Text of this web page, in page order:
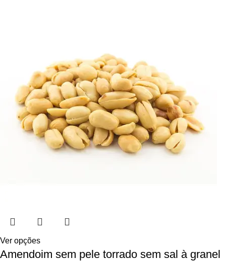
Ver opções
Amendoim sem pele torrado sem sal à granel